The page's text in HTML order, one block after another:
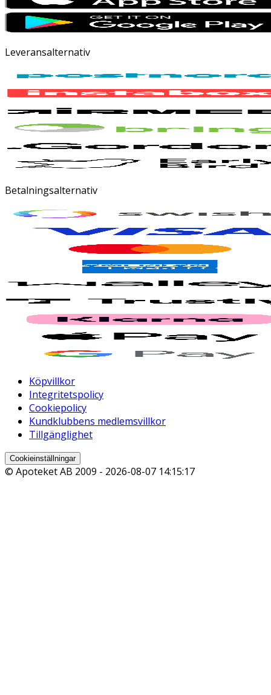
Leveransalternativ
Betalningsalternativ
Köpvillkor
Integritetspolicy
Cookiepolicy
Kundklubbens medlemsvillkor
Tillgänglighet
Cookieinställningar
© Apoteket AB 2009 - 2026-08-07 14:15:17